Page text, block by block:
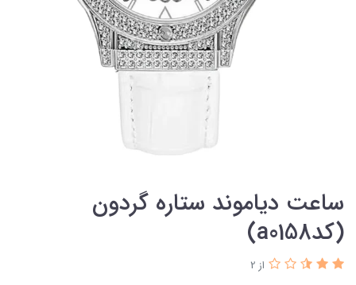
ساعت دیاموند ستاره گردون
(کدa0158)
از 2